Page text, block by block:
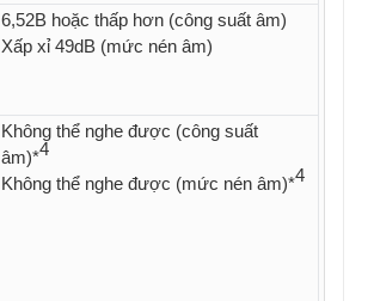
6,52B hoặc thấp hơn (công suất âm)
Xấp xỉ 49dB (mức nén âm)
Không thể nghe được (công suất
âm)*4
Không thể nghe được (mức nén âm)*4